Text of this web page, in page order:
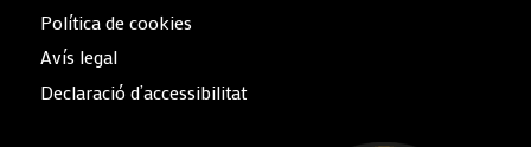
Política de cookies
Avís legal
Declaració d’accessibilitat